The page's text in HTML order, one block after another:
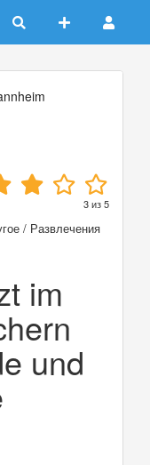
3из5
/ Развлечения
im
und